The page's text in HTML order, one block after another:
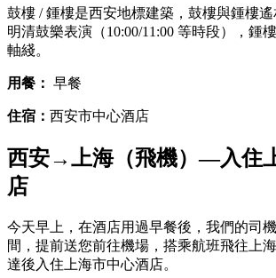
鼓樓 / 鍾樓是西安地標建築，鼓樓與鍾樓
明清鼓樂表演（10:00/11:00 等時段），鍾
軸綫。
用餐： 早餐
住宿： 西安市中心酒店
西安→上海（飛機）—入住
店
今天早上，在酒店用過早餐後，我們的司
間，提前送您前往機場，搭乘航班飛往上
達後入住上海市中心酒店。